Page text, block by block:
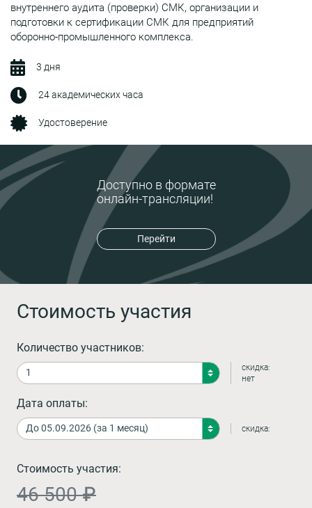
Доступно в формате
онлайн-трансляции!
Перейти
внутреннего аудита (проверки) СМК, организации и
подготовки к сертификации СМК для предприятий
оборонно-промышленного комплекса.
3 дня
24 академических часа
Удостоверение
Стоимость участия
Количество участников:
скидка:
нет
Дата оплаты:
скидка:
Стоимость участия:
46 500 ₽